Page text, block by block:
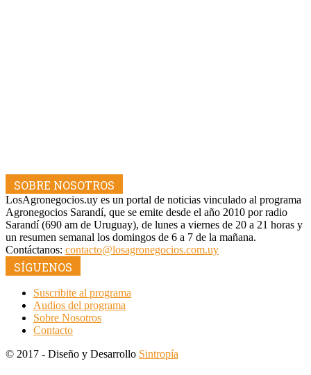
SOBRE NOSOTROS
LosAgronegocios.uy es un portal de noticias vinculado al programa
Agronegocios Sarandí, que se emite desde el año 2010 por radio
Sarandí (690 am de Uruguay), de lunes a viernes de 20 a 21 horas y
un resumen semanal los domingos de 6 a 7 de la mañana.
Contáctanos: contacto@losagronegocios.com.uy
SÍGUENOS
Suscribite al programa
Audios del programa
Sobre Nosotros
Contacto
© 2017 - Diseño y Desarrollo Sintropía